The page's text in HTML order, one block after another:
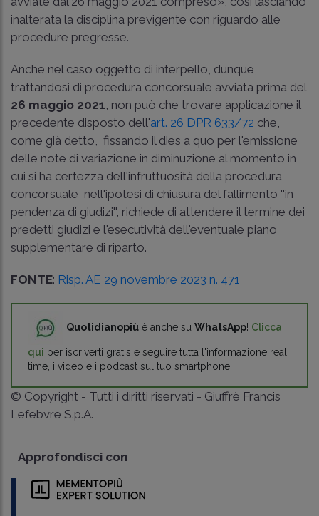
inalterata la disciplina previgente con riguardo alle
procedure pregresse.
Anche nel caso oggetto di interpello, dunque,
trattandosi di procedura concorsuale avviata prima del
26 maggio 2021 , non può che trovare applicazione il
precedente disposto dell'art. 26 DPR 633/72 che,
come già detto, ­ fissando il dies a quo per l'emissione
delle note di variazione in diminuzione al momento in
cui si ha certezza dell'infruttuosità della procedura
concorsuale ­ nell'ipotesi di chiusura del fallimento ''in
pendenza di giudizi'', richiede di attendere il termine dei
predetti giudizi e l'esecutività dell'eventuale piano
supplementare di riparto.
FONTE: Risp. AE 29 novembre 2023 n. 471
Quotidianopiù è anche su WhatsApp! Clicca
qui per iscriverti gratis e seguire tutta l'informazione real
time, i video e i podcast sul tuo smartphone.
© Copyright - Tutti i diritti riservati - Giuffrè Francis
Lefebvre S.p.A.
Approfondisci con